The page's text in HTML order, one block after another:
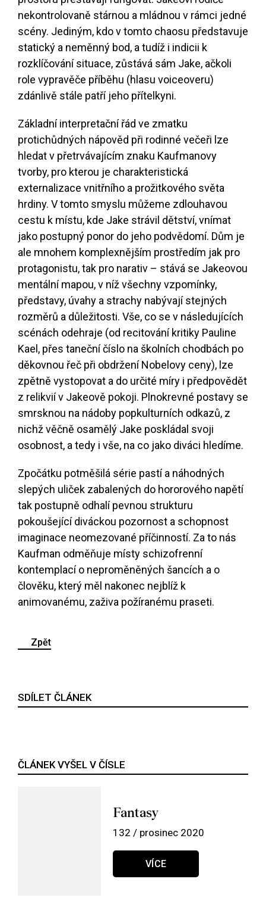
nekontrolovaně stárnou a mládnou v rámci jedné
scény. Jediným, kdo v tomto chaosu představuje
statický a neměnný bod, a tudíž i indicii k
rozklíčování situace, zůstává sám Jake, ačkoli
role vypravěče příběhu (hlasu voiceoveru)
zdánlivě stále patří jeho přítelkyni.
Základní interpretační řád ve zmatku
protichůdných nápověd při rodinné večeři lze
hledat v přetrvávajícím znaku Kaufmanovy
tvorby, pro kterou je charakteristická
externalizace vnitřního a prožitkového světa
hrdiny. V tomto smyslu můžeme zdlouhavou
cestu k místu, kde Jake strávil dětství, vnímat
jako postupný ponor do jeho podvědomí. Dům je
ale mnohem komplexnějším prostředím jak pro
protagonistu, tak pro narativ – stává se Jakeovou
mentální mapou, v níž všechny vzpomínky,
představy, úvahy a strachy nabývají stejných
rozměrů a důležitosti. Vše, co se v následujících
scénách odehraje (od recitování kritiky Pauline
Kael, přes taneční číslo na školních chodbách po
děkovnou řeč při obdržení Nobelovy ceny), lze
zpětně vystopovat a do určité míry i předpovědět
z relikvií v Jakeově pokoji. Plnokrevné postavy se
smrsknou na nádoby popkulturních odkazů, z
nichž věčně osamělý Jake poskládal svoji
osobnost, a tedy i vše, na co jako diváci hledíme.
Zpočátku potměšilá série pastí a náhodných
slepých uliček zabalených do hororového napětí
tak postupně odhalí pevnou strukturu
pokoušející diváckou pozornost a schopnost
imaginace neomezované příčinností. Za to nás
Kaufman odměňuje místy schizofrenní
kontemplací o neproměněných šancích a o
člověku, který měl nakonec nejblíž k
animovanému, zaživa požíranému praseti.
Zpět
SDÍLET ČLÁNEK
ČLÁNEK VYŠEL V ČÍSLE
Fantasy
132 / prosinec 2020
VÍCE